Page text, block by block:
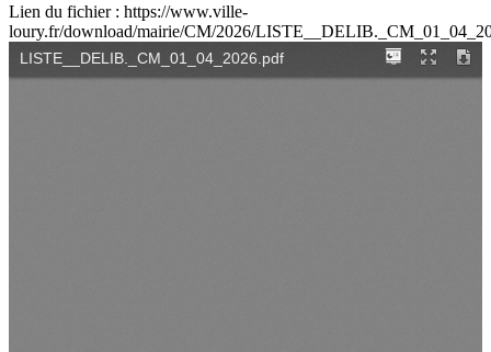
Lien du fichier : https://www.ville-
loury.fr/download/mairie/CM/2026/